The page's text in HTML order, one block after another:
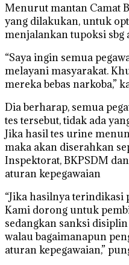
Menurut mantan Camat
yang dilakukan, untuk
menjalankan tupoksi sbg
“Saya ingin semua
melayani masyarakat.
mereka bebas narkoba,”
Dia berharap, semua
tes tersebut, tidak ada
Jika hasil tes urine
maka akan diserahkan
Inspektorat, BKPSDM
aturan kepegawaian
“Jika hasilnya terindikasi
Kami dorong untuk
sedangkan sanksi
walau bagaimanapun
aturan kepegawaian,”